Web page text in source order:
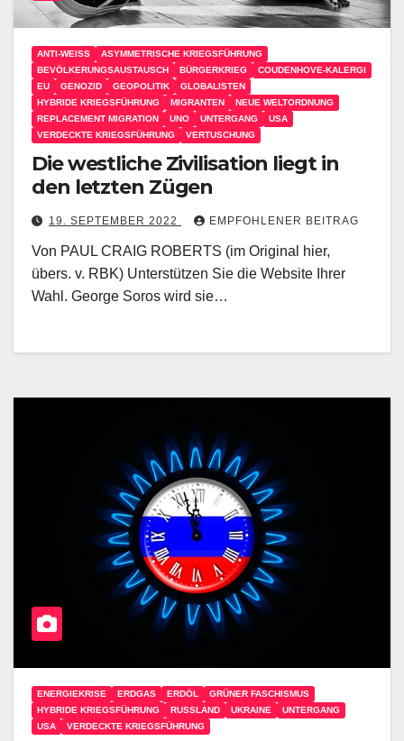
ANTI-WEISS
ASYMMETRISCHE KRIEGSFÜHRUNG
BEVÖLKERUNGSAUSTAUSCH
BÜRGERKRIEG
COUDENHOVE-KALERGI
EU
GENOZID GEOPOLITIK
GLOBALISTEN
HYBRIDE KRIEGSFÜHRUNG
MIGRANTEN
NEUE WELTORDNUNG
REPLACEMENT MIGRATION
UNO UNTERGANG
USA
VERDECKTE KRIEGSFÜHRUNG
VERTUSCHUNG
Die westliche Zivilisation liegt in
den letzten Zügen
19. SEPTEMBER 2022 EMPFOHLENER BEITRAG
Von PAUL CRAIG ROBERTS (im Original hier,
übers. v. RBK) Unterstützen Sie die Website Ihrer
Wahl. George Soros wird sie…
ENERGIEKRISE ERDGAS ERDÖL
GRÜNER FASCHISMUS
HYBRIDE KRIEGSFÜHRUNG
RUSSLAND UKRAINE
UNTERGANG
USA
VERDECKTE KRIEGSFÜHRUNG